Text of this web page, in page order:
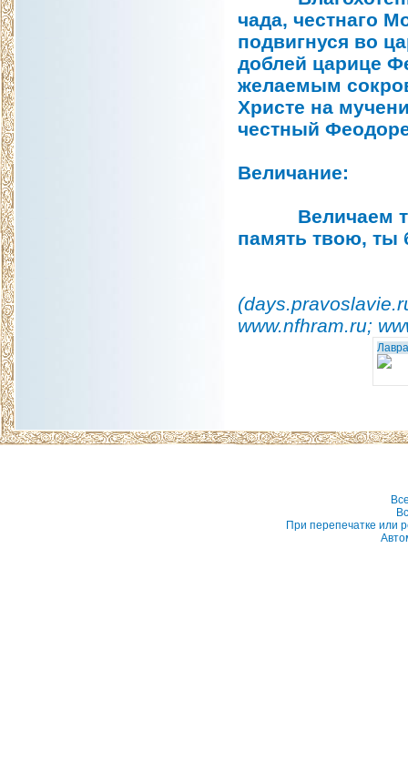
чада, честнаго
подвигнуся во
доблей царице
желаемым
Христе на
честный
Величание:
Величаем тя,
память твою, ты
www.nfhram.ru;
При перепечатке или